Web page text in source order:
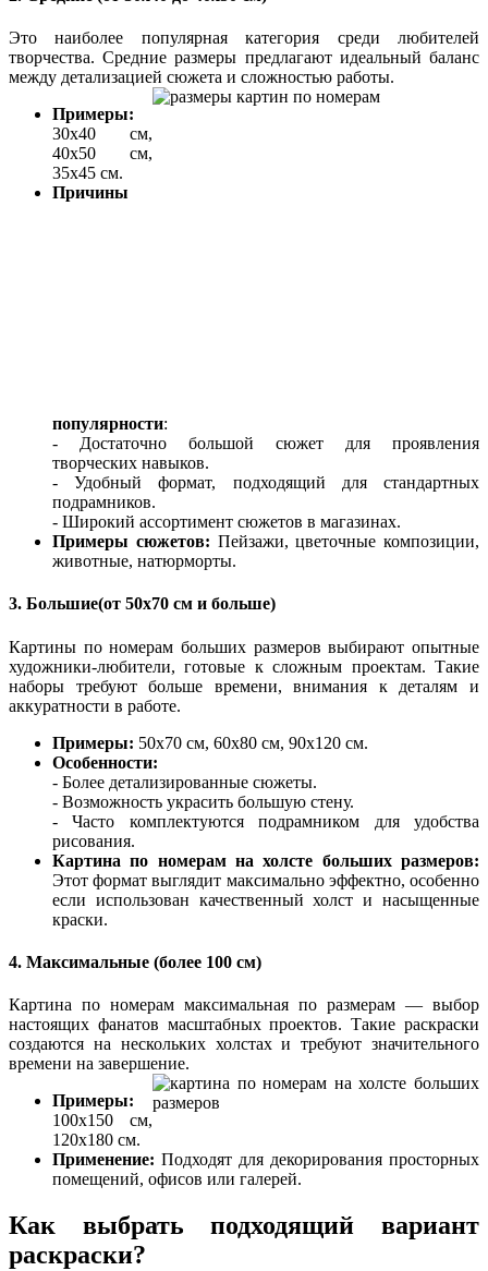
Это наиболее популярная категория среди любителей
творчества. Средние размеры предлагают идеальный баланс
между детализацией сюжета и сложностью работы.
Примеры:
30x40 см,
40x50 см,
35x45 см.
Причины
популярности:
- Достаточно большой сюжет для проявления
творческих навыков.
- Удобный формат, подходящий для стандартных
подрамников.
- Широкий ассортимент сюжетов в магазинах.
Примеры сюжетов: Пейзажи, цветочные композиции,
животные, натюрморты.
3. Большие(от 50x70 см и больше)
Картины по номерам больших размеров выбирают опытные
художники-любители, готовые к сложным проектам. Такие
наборы требуют больше времени, внимания к деталям и
аккуратности в работе.
Примеры: 50x70 см, 60x80 см, 90x120 см.
Особенности:
- Более детализированные сюжеты.
- Возможность украсить большую стену.
- Часто комплектуются подрамником для удобства
рисования.
Картина по номерам на холсте больших размеров:
Этот формат выглядит максимально эффектно, особенно
если использован качественный холст и насыщенные
краски.
4. Максимальные (более 100 см)
Картина по номерам максимальная по размерам — выбор
настоящих фанатов масштабных проектов. Такие раскраски
создаются на нескольких холстах и требуют значительного
времени на завершение.
Примеры:
100x150 см,
120x180 см.
Применение: Подходят для декорирования просторных
помещений, офисов или галерей.
Как выбрать подходящий вариант
раскраски?